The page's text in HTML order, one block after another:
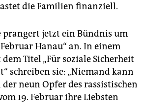
die Familien finanziell.
prangert jetzt ein Bündnis um
Hanau“ an. In einem
Titel „Für soziale Sicherheit
schreiben sie: „Niemand kann
neun Opfer des rassistischen
19. Februar ihre Liebsten